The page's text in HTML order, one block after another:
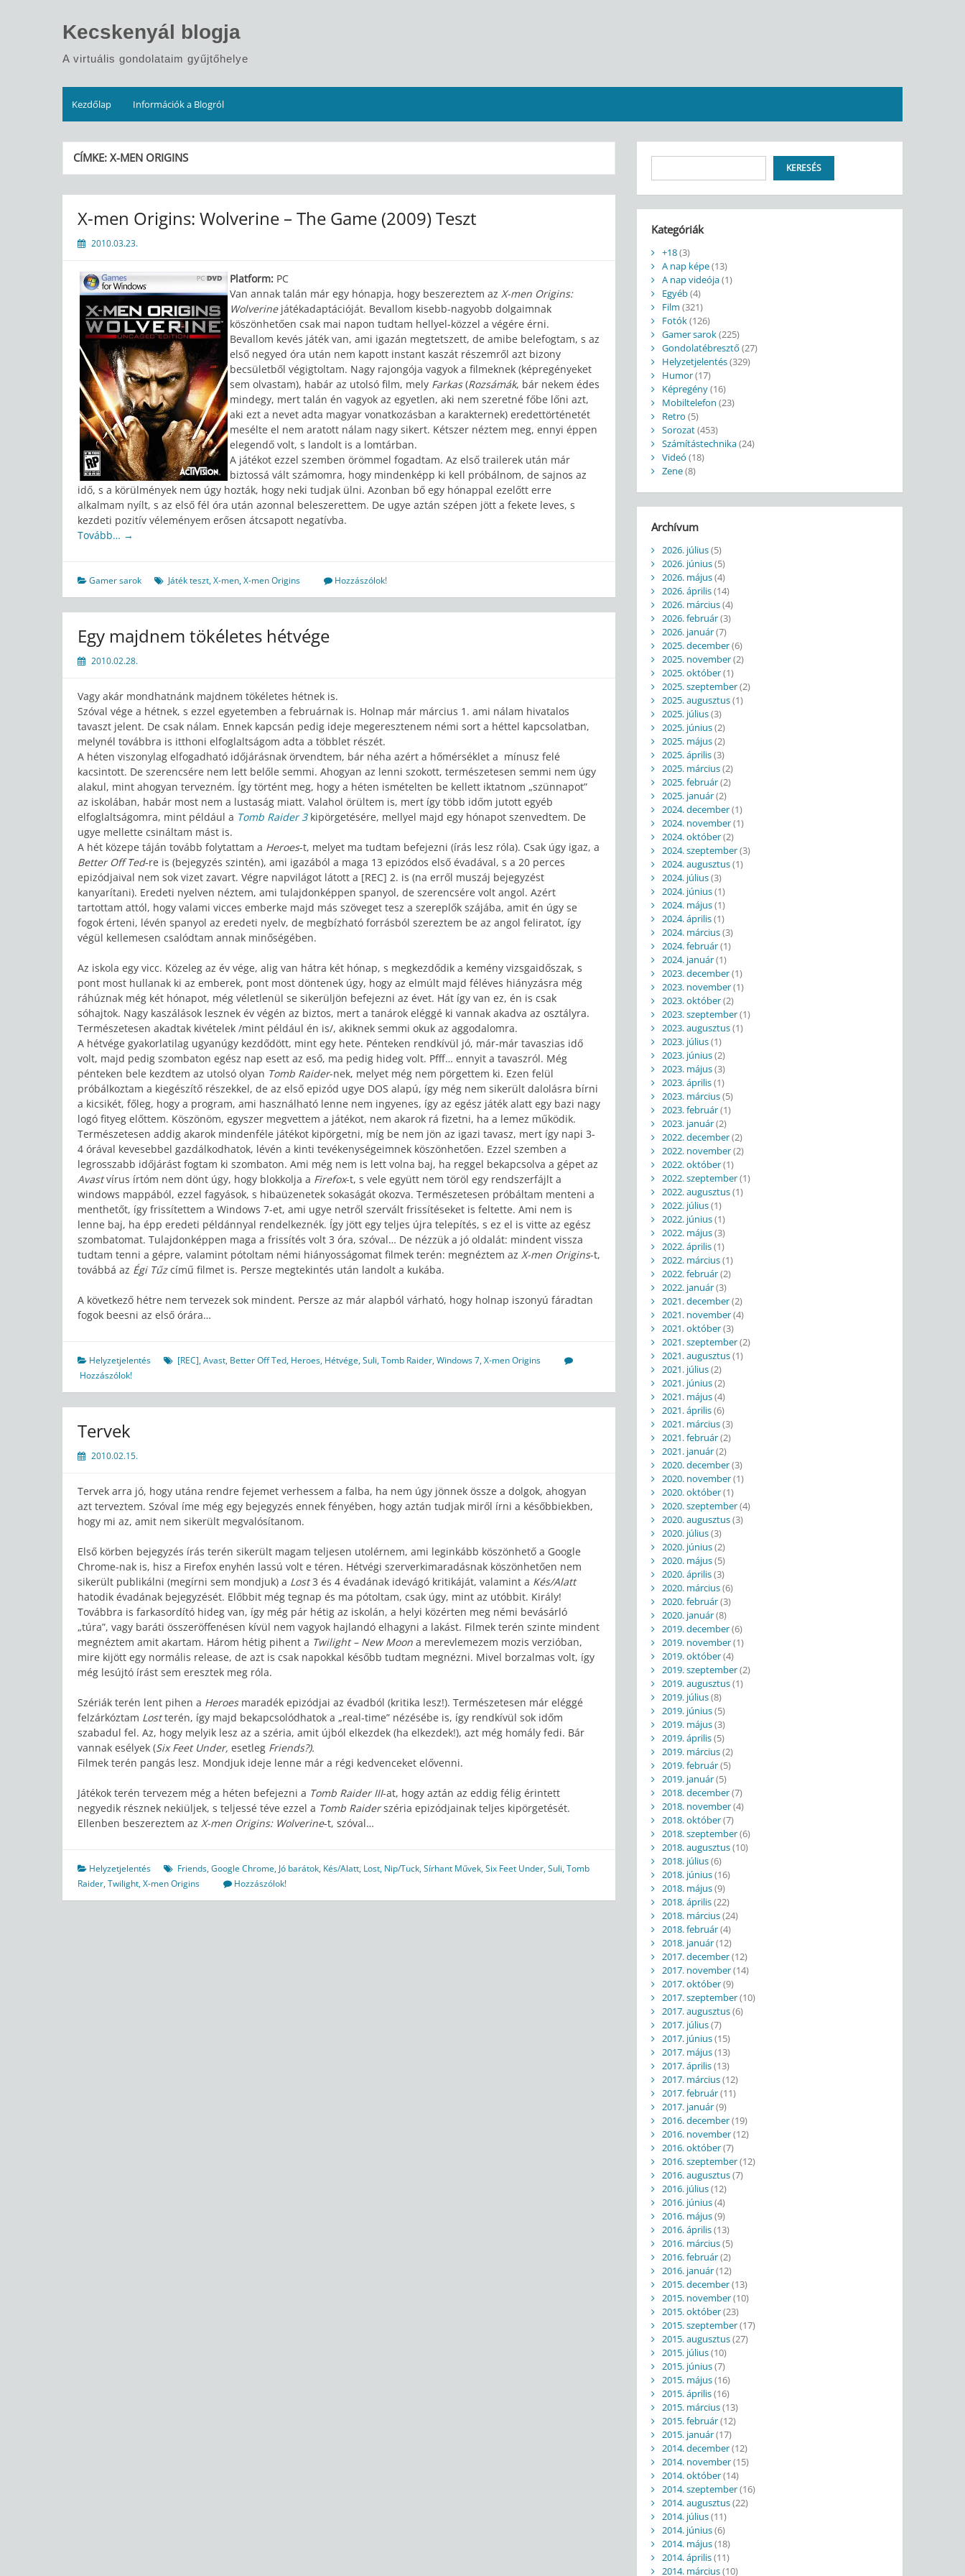
Kecskenyál blogja
A virtuális gondolataim gyűjtőhelye
Kezdőlap Információk a Blogról
CÍMKE:X-MEN ORIGINS
X-men Origins: Wolverine – The Game (2009) Teszt
2010.03.23.
Platform: PC
Van annak talán már egy hónapja, hogy beszereztem az X-men Origins:
Wolverinejátékadaptációját. Bevallom kisebb-nagyobb dolgaimnak
köszönhetően csak mai napon tudtam hellyel-közzel a végére érni.
Bevallom kevés játék van, ami igazán megtetszett, de amibe belefogtam, s az
első negyed óra után nem kapott instant kaszát részemről azt bizony
becsületből végigtoltam. Nagy rajongója vagyok a filmeknek (képregényeket
sem olvastam), habár az utolsó film, mely Farkas(Rozsámák, bár nekem édes
mindegy, mert talán én vagyok az egyetlen, aki nem szeretné főbe lőni azt,
aki ezt a nevet adta magyar vonatkozásban a karakternek) eredettörténetét
mesélte el nem aratott nálam nagy sikert. Kétszer néztem meg, ennyi éppen
elegendő volt, s landolt is a lomtárban.
A játékot ezzel szemben örömmel fogadtam. Az első trailerek után már
biztossá vált számomra, hogy mindenképp ki kell próbálnom, de sajnos az
idő, s a körülmények nem úgy hozták, hogy neki tudjak ülni. Azonban bő egy hónappal ezelőtt erre
alkalmam nyílt, s az első fél óra után azonnal beleszerettem. De ugye aztán szépen jött a fekete leves, s
kezdeti pozitív véleményem erősen átcsapott negatívba.
Tovább… →
Gamer sarok Játék teszt,X-men,X-men Origins Hozzászólok!
Egy majdnem tökéletes hétvége
2010.02.28.
Vagy akár mondhatnánk majdnem tökéletes hétnek is.
Szóval vége a hétnek, s ezzel egyetemben a februárnak is. Holnap már március 1. ami nálam hivatalos
tavaszt jelent. De csak nálam. Ennek kapcsán pedig ideje megeresztenem némi sort a héttel kapcsolatban,
melynél továbbra is itthoni elfoglaltságom adta a többlet részét.
A héten viszonylag elfogadható időjárásnak örvendtem, bár néha azért a hőmérséklet a mínusz felé
kacsintott. De szerencsére nem lett belőle semmi. Ahogyan az lenni szokott, természetesen semmi nem úgy
alakul, mint ahogyan tervezném. Így történt meg, hogy a héten ismételten be kellett iktatnom „szünnapot”
az iskolában, habár most nem a lustaság miatt. Valahol örültem is, mert így több időm jutott egyéb
elfoglaltságomra, mint például a Tomb Raider 3 kipörgetésére, mellyel majd egy hónapot szenvedtem. De
ugye mellette csináltam mást is.
A hét közepe táján tovább folytattam a Heroes-t, melyet ma tudtam befejezni (írás lesz róla). Csak úgy igaz, a
Better Off Ted-re is (bejegyzés szintén), ami igazából a maga 13 epizódos első évadával, s a 20 perces
epizódjaival nem sok vizet zavart. Végre napvilágot látott a [REC] 2. is (na erről muszáj bejegyzést
kanyarítani). Eredeti nyelven néztem, ami tulajdonképpen spanyol, de szerencsére volt angol. Azért
tartottam attól, hogy valami vicces emberke majd más szöveget tesz a szereplők szájába, amit én úgy se
fogok érteni, lévén spanyol az eredeti nyelv, de megbízható forrásból szereztem be az angol feliratot, így
végül kellemesen csalódtam annak minőségében.
Az iskola egy vicc. Közeleg az év vége, alig van hátra két hónap, s megkezdődik a kemény vizsgaidőszak, s
pont most hullanak ki az emberek, pont most döntenek úgy, hogy az elmúlt majd féléves hiányzásra még
ráhúznak még két hónapot, még véletlenül se sikerüljön befejezni az évet. Hát így van ez, én is csak
sóhajtok. Nagy kaszálások lesznek év végén az biztos, mert a tanárok eléggé ki vannak akadva az osztályra.
Természetesen akadtak kivételek /mint például én is/, akiknek semmi okuk az aggodalomra.
A hétvége gyakorlatilag ugyanúgy kezdődött, mint egy hete. Pénteken rendkívül jó, már-már tavaszias idő
volt, majd pedig szombaton egész nap esett az eső, ma pedig hideg volt. Pfff… ennyit a tavaszról. Még
pénteken bele kezdtem az utolsó olyan Tomb Raider-nek, melyet még nem pörgettem ki. Ezen felül
próbálkoztam a kiegészítő részekkel, de az első epizód ugye DOS alapú, így még nem sikerült dalolásra bírni
a kicsikét, főleg, hogy a program, ami használható lenne nem ingyenes, így az egész játék alatt egy bazi nagy
logó fityeg előttem. Köszönöm, egyszer megvettem a játékot, nem akarok rá fizetni, ha a lemez működik.
Természetesen addig akarok mindenféle játékot kipörgetni, míg be nem jön az igazi tavasz, mert így napi 3-
4 órával kevesebbel gazdálkodhatok, lévén a kinti tevékenységeimnek köszönhetően. Ezzel szemben a
legrosszabb időjárást fogtam ki szombaton. Ami még nem is lett volna baj, ha reggel bekapcsolva a gépet az
Avastvírus írtóm nem dönt úgy, hogy blokkolja a Firefox-t, s vele együtt nem töröl egy rendszerfájlt a
windows mappából, ezzel fagyások, s hibaüzenetek sokaságát okozva. Természetesen próbáltam menteni a
menthetőt, így frissítettem a Windows 7-et, ami ugye netről szervált frissítéseket is feltette. Ami nem is
lenne baj, ha épp eredeti példánnyal rendelkeznék. Így jött egy teljes újra telepítés, s ez el is vitte az egész
szombatomat. Tulajdonképpen maga a frissítés volt 3 óra, szóval… De nézzük a jó oldalát: mindent vissza
tudtam tenni a gépre, valamint pótoltam némi hiányosságomat filmek terén: megnéztem az X-men Origins-t,
továbbá az Égi Tűzcímű filmet is. Persze megtekintés után landolt a kukába.
A következő hétre nem tervezek sok mindent. Persze az már alapból várható, hogy holnap iszonyú fáradtan
fogok beesni az első órára…
Helyzetjelentés [REC],Avast, Better Off Ted, Heroes, Hétvége,Suli,Tomb Raider,Windows 7,X-men Origins
Hozzászólok!
Tervek
2010.02.15.
Tervek arra jó, hogy utána rendre fejemet verhessem a falba, ha nem úgy jönnek össze a dolgok, ahogyan
azt terveztem. Szóval íme még egy bejegyzés ennek fényében, hogy aztán tudjak miről írni a későbbiekben,
hogy mi az, amit nem sikerült megvalósítanom.
Első körben bejegyzés írás terén sikerült magam teljesen utolérnem, ami leginkább köszönhető a Google
Chrome-nak is, hisz a Firefox enyhén lassú volt e téren. Hétvégi szerverkimaradásnak köszönhetően nem
sikerült publikálni (megírni sem mondjuk) a Lost3 és 4 évadának idevágó kritikáját, valamint a Kés/Alatt
hatodik évadának bejegyzését. Előbbit még tegnap és ma pótoltam, csak úgy, mint az utóbbit. Király!
Továbbra is farkasordító hideg van, így még pár hétig az iskolán, a helyi közérten meg némi bevásárló
„túra”, vagy baráti összeröffenésen kívül nem vagyok hajlandó elhagyni a lakást. Filmek terén szinte mindent
megnéztem amit akartam. Három hétig pihent a Twilight – New Moon a merevlemezem mozis verzióban,
mire kijött egy normális release, de azt is csak napokkal később tudtam megnézni. Mivel borzalmas volt, így
még lesújtó írást sem eresztek meg róla.
Szériák terén lent pihen a Heroesmaradék epizódjai az évadból (kritika lesz!). Természetesen már eléggé
felzárkóztam Lostterén, így majd bekapcsolódhatok a „real-time” nézésébe is, így rendkívül sok időm
szabadul fel. Az, hogy melyik lesz az a széria, amit újból elkezdek (ha elkezdek!), azt még homály fedi. Bár
vannak esélyek (Six Feet Under, esetleg Friends?).
Filmek terén pangás lesz. Mondjuk ideje lenne már a régi kedvenceket elővenni.
Játékok terén tervezem még a héten befejezni a Tomb Raider III-at, hogy aztán az eddig félig érintett
negyedik résznek nekiüljek, s teljessé téve ezzel a Tomb Raiderszéria epizódjainak teljes kipörgetését.
Ellenben beszereztem az X-men Origins: Wolverine-t, szóval…
Helyzetjelentés Friends,Google Chrome, Jó barátok, Kés/Alatt, Lost, Nip/Tuck,Sírhant Művek,Six Feet Under,Suli,Tomb
Raider,Twilight,X-men Origins Hozzászólok!
KERESÉS
Kategóriák
+18(3)
A nap képe(13)
A nap videója(1)
Egyéb(4)
Film (321)
Fotók(126)
Gamer sarok(225)
Gondolatébresztő (27)
Helyzetjelentés(329)
Humor(17)
Képregény(16)
Mobiltelefon (23)
Retro (5)
Sorozat(453)
Számítástechnika(24)
Videó (18)
Zene(8)
Archívum
2026. július(5)
2026. június(5)
2026. május(4)
2026. április(14)
2026. március(4)
2026. február(3)
2026. január(7)
2025. december(6)
2025. november(2)
2025. október(1)
2025. szeptember(2)
2025. augusztus(1)
2025. július(3)
2025. június(2)
2025. május(2)
2025. április(3)
2025. március(2)
2025. február(2)
2025. január(2)
2024. december(1)
2024. november(1)
2024. október(2)
2024. szeptember(3)
2024. augusztus(1)
2024. július(3)
2024. június(1)
2024. május(1)
2024. április(1)
2024. március(3)
2024. február(1)
2024. január(1)
2023. december(1)
2023. november(1)
2023. október(2)
2023. szeptember(1)
2023. augusztus(1)
2023. július(1)
2023. június(2)
2023. május(3)
2023. április(1)
2023. március(5)
2023. február(1)
2023. január(2)
2022. december(2)
2022. november(2)
2022. október(1)
2022. szeptember(1)
2022. augusztus(1)
2022. július(1)
2022. június(1)
2022. május(3)
2022. április(1)
2022. március(1)
2022. február(2)
2022. január(3)
2021. december(2)
2021. november(4)
2021. október(3)
2021. szeptember(2)
2021. augusztus(1)
2021. július(2)
2021. június(2)
2021. május(4)
2021. április(6)
2021. március(3)
2021. február(2)
2021. január(2)
2020. december(3)
2020. november(1)
2020. október(1)
2020. szeptember(4)
2020. augusztus(3)
2020. július(3)
2020. június(2)
2020. május(5)
2020. április(3)
2020. március(6)
2020. február(3)
2020. január(8)
2019. december(6)
2019. november(1)
2019. október(4)
2019. szeptember(2)
2019. augusztus(1)
2019. július(8)
2019. június(5)
2019. május(3)
2019. április(5)
2019. március(2)
2019. február(5)
2019. január(5)
2018. december(7)
2018. november(4)
2018. október(7)
2018. szeptember(6)
2018. augusztus(10)
2018. július(6)
2018. június(16)
2018. május(9)
2018. április(22)
2018. március(24)
2018. február(4)
2018. január(12)
2017. december(12)
2017. november(14)
2017. október(9)
2017. szeptember(10)
2017. augusztus(6)
2017. július(7)
2017. június(15)
2017. május(13)
2017. április(13)
2017. március(12)
2017. február(11)
2017. január(9)
2016. december(19)
2016. november(12)
2016. október(7)
2016. szeptember(12)
2016. augusztus(7)
2016. július(12)
2016. június(4)
2016. május(9)
2016. április(13)
2016. március(5)
2016. február(2)
2016. január(12)
2015. december(13)
2015. november(10)
2015. október(23)
2015. szeptember(17)
2015. augusztus(27)
2015. július(10)
2015. június(7)
2015. május(16)
2015. április(16)
2015. március(13)
2015. február(12)
2015. január(17)
2014. december(12)
2014. november(15)
2014. október(14)
2014. szeptember(16)
2014. augusztus(22)
2014. július(11)
2014. június(6)
2014. május(18)
2014. április(11)
2014. március(10)